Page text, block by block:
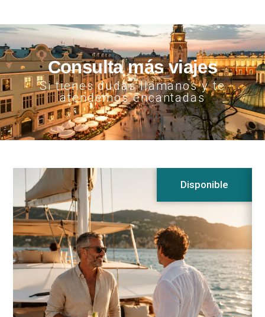
Consulta más viajes
Si tienes dudas llámanos y te
atendemos encantadas
Disponible